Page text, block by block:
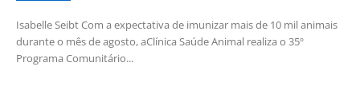
Isabelle Seibt Com a expectativa de imunizar mais de 10 mil animais
durante o mês de agosto, aClínica Saúde Animal realiza o 35º
Programa Comunitário...